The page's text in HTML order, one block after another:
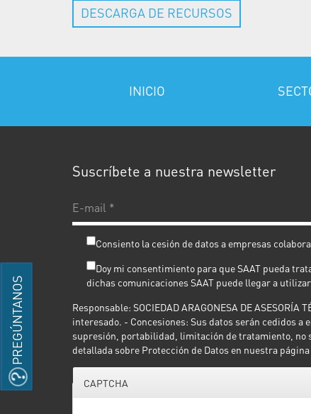
PREGÚNTANOS
DESCARGA DE RECURSOS
INICIO
Suscríbete a nuestra newsletter
Consiento la cesión de datos a empresas
Doy mi consentimiento para que SAAT pueda
dichas comunicaciones SAAT puede llegar a
Responsable: SOCIEDAD ARAGONESA DE
interesado. - Concesiones: Sus datos serán cedidos a
supresión, portabilidad, limitación de tratamiento, no
detallada sobre Protección de Datos en nuestra página
CAPTCHA